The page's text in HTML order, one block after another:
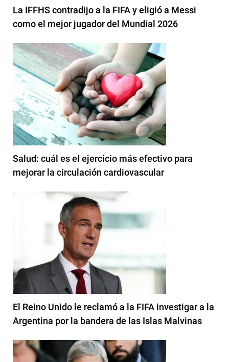
La IFFHS contradijo a la FIFA y eligió a Messi
como el mejor jugador del Mundial 2026
Salud: cuál es el ejercicio más efectivo para
mejorar la circulación cardiovascular
El Reino Unido le reclamó a la FIFA investigar a la
Argentina por la bandera de las Islas Malvinas